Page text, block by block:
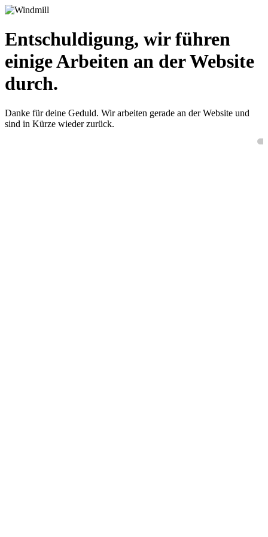
Entschuldigung, wir führen
einige Arbeiten an der Website
durch.
Danke für deine Geduld. Wir arbeiten gerade an der Website und
sind in Kürze wieder zurück.